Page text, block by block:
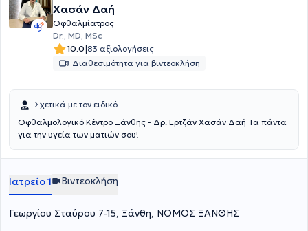
Χασάν Δαή
Οφθαλμίατρος
Dr., MD, MSc
10.0|83 αξιολογήσεις
Διαθεσιμότητα για βιντεοκλήση
Σχετικά με τον ειδικό
Οφθαλμολογικό Κέντρο Ξάνθης - Δρ. Ερτζάν Χασάν Δαή Τα πάντα
για την υγεία των ματιών σου!
Ιατρείο 1 Βιντεοκλήση
Γεωργίου Σταύρου 7-15, Ξάνθη, ΝΟΜΟΣ ΞΑΝΘΗΣ